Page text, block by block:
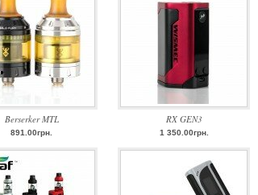
Berserker MTL
891.00грн.
RX GEN3
1 350.00грн.